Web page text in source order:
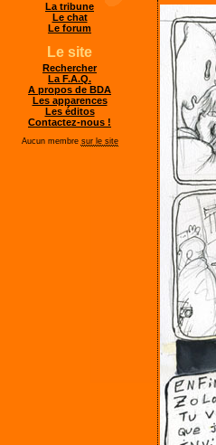
La tribune
Le chat
Le forum
Le site
Rechercher
La F.A.Q.
A propos de BDA
Les apparences
Les éditos
Contactez-nous !
Aucun membre sur le site